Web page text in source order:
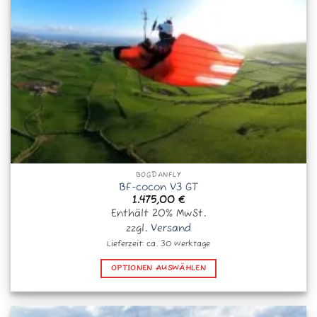
gewählt
werden
BOGDANFLY
BF-cocon V3 GT
1.475,00 €
Enthält 20% MwSt.
zzgl. Versand
Lieferzeit: ca. 30 Werktage
OPTIONEN AUSWÄHLEN
Produkt
weist